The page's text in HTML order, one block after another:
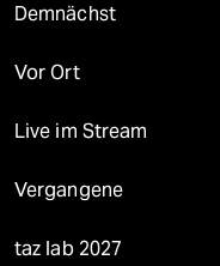
Demnächst
Vor Ort
Live im Stream
Vergangene
taz lab 2027